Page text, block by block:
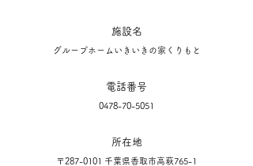
施設名
グループホームいきいきの家くりもと
電話番号
0478-70-5051
所在地
〒287-0101 千葉県香取市高萩765-1